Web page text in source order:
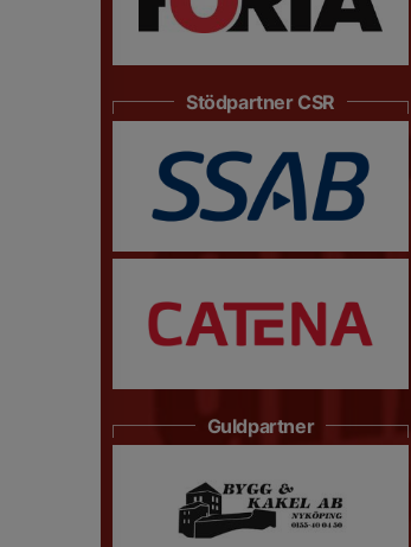
Stödpartner CSR
Guldpartner